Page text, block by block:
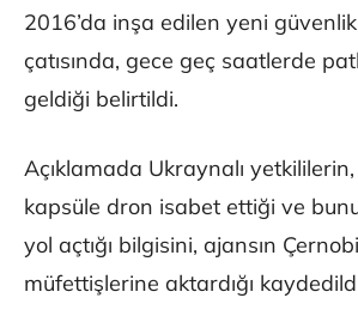
2016’da inşa edilen yeni
çatısında, gece geç saatlerde
geldiği belirtildi.
Açıklamada Ukraynalı
kapsüle dron isabet ettiği ve
yol açtığı bilgisini, ajansın
müfettişlerine aktardığı